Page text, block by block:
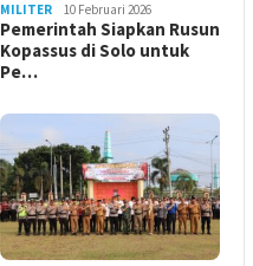
MILITER 10 Februari 2026
Pemerintah Siapkan Rusun
Kopassus di Solo untuk
Pe…